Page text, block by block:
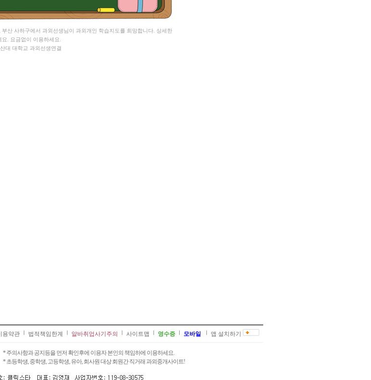
산 사하구에서 과외선생님이 과외개인 학습지도를 희망합니다. 상세한
. 요금없이 이용하세요.
대 대학교 과외선생연결
용약관 법적책임한계 알바취업사기주의 사이트맵 영수증 모바일 앱 설치하기
* 주의사항과 공지등을 먼저 확인후에 이용자 본인의 책임하에 이용하세요.
* 초등학생, 중학생, 고등학생, 유아, 회사원 대상 회원간 직거래 과외중개사이트!